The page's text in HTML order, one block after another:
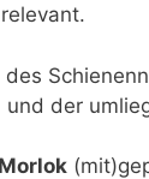
des
der